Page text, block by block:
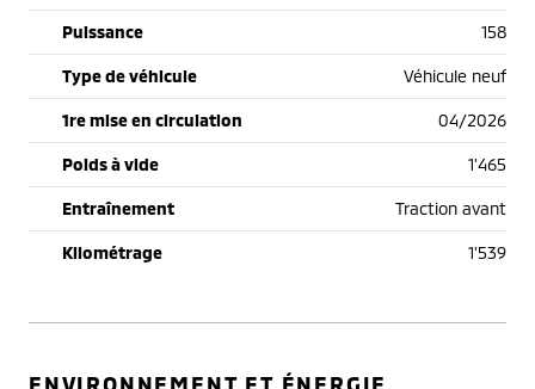
Puissance 158
Type de véhicule Véhicule neuf
1re mise en circulation 04/2026
Poids à vide 1'465
Entraînement Traction avant
Kilométrage 1'539